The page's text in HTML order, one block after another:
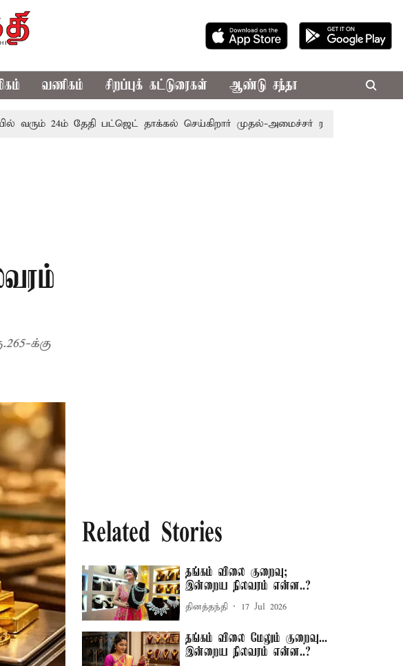
வணிகம் சிறப்புக் கட்டுரைகள் ஆண்டு சந்தா
24ம் தேதி பட்ஜெட் தாக்கல் செய்கிறார் முதல்-அமைச்சர் ரங்கசாமி
க்கு
Related Stories
தங்கம் விலை குறைவு;
இன்றைய நிலவரம் என்ன..?
தினத்தந்தி 17 Jul 2026
தங்கம் விலை மேலும் குறைவு...
இன்றைய நிலவரம் என்ன..?